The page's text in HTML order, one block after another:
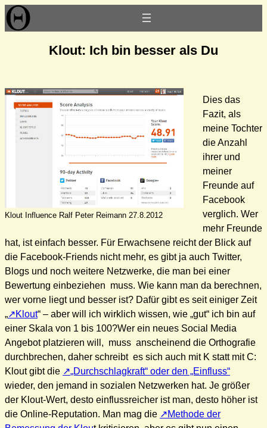
Zum
Inhalt
Klout: Ich bin besser als Du
Klout Influence Ralf Peter Reimann 27.8.2012
Dies das
Fazit, als
meine Tochter
die Anzahl
ihrer und
meiner
Freunde auf
Facebook
verglich. Wer
mehr Freunde
hat, ist einfach besser. Für Erwachsene reicht der Blick auf
die Facebook-Friends nicht mehr, es gibt ja auch Twitter,
Blogs und noch weitere Netzwerke, die man bei einer
Bewertung einbeziehen muss. Wie kann man da berechnen,
wer vorne liegt und besser ist? Dafür gibt es seit einiger Zeit
„
Klout“ – aber will ich wirklich wissen, wie „gut“ ich bin auf
einer Skala von 1 bis 100?Wer ein neues Social Media
Angebot platzieren will, muss anscheinend die Orthografie
durchbrechen, daher schreibt es sich auch mit K statt mit C:
Klout gibt die
„Durchschlagkraft“ oder den „Einfluss“
wieder, den jemand in sozialen Netzwerken hat. Je größer
der Klout-Wert, desto einflussreicher ist man, desto höher ist
die Online-Reputation. Man mag die
Methode der